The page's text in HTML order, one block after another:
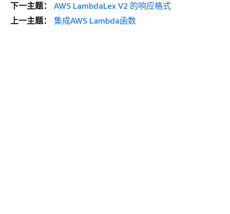
下一主题：
AWS LambdaLex V2 的响应格式
上一主题：
集成AWS Lambda函数